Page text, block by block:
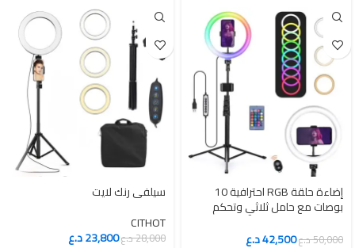
إضاءة حلقة RGB احترافية 10
بوصات مع حامل ثلاثي وتحكم
50,000د.ع42,500د.ع
سيلفي رنك لايت
CITHOT
28,000د.ع23,800د.ع